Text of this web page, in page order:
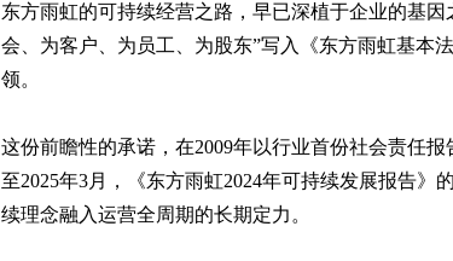
东方雨虹的可持续经营之路，早已深植于企业的基
会、为客户、为员工、为股东”写入《东方雨虹基本
领。
这份前瞻性的承诺，在2009年以行业首份社会责任
至2025年3月，《东方雨虹2024年可持续发展报告
续理念融入运营全周期的长期定力。